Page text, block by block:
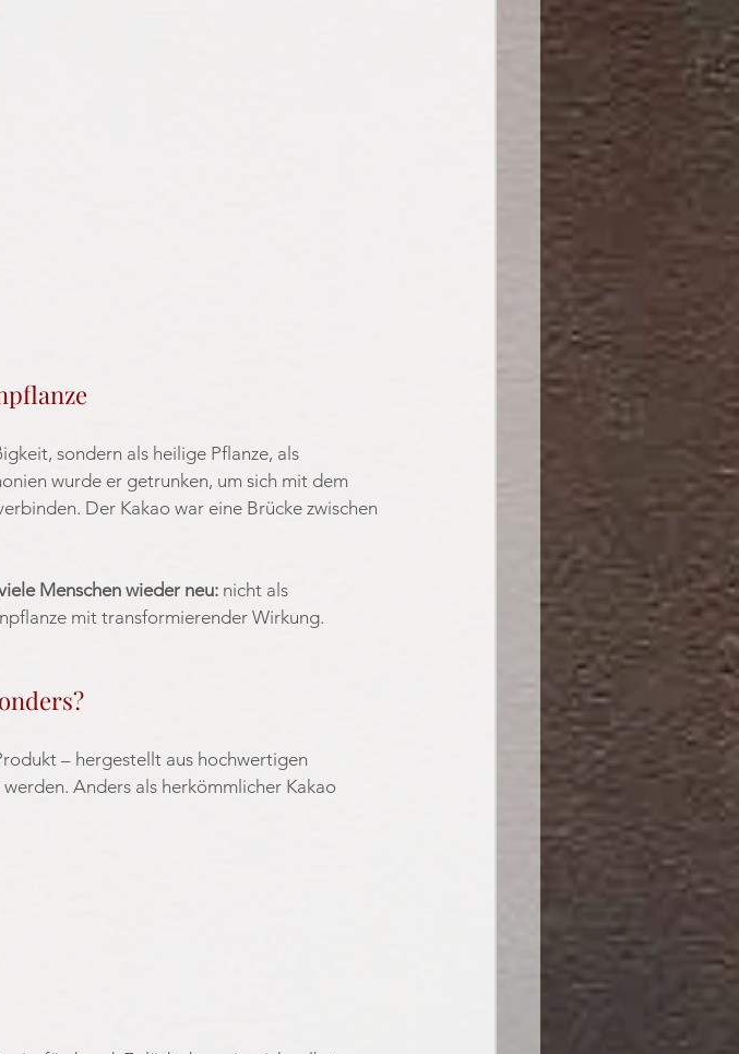
sondern als heilige Pflanze, als
wurde er getrunken, um sich mit dem
Der Kakao war eine Brücke zwischen
Menschen wieder neu: nicht als
mit transformierender Wirkung.
– hergestellt aus hochwertigen
Anders als herkömmlicher Kakao